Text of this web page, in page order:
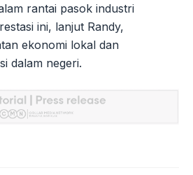
rantai pasok industri
ini, lanjut Randy,
ekonomi lokal dan
dalam negeri.